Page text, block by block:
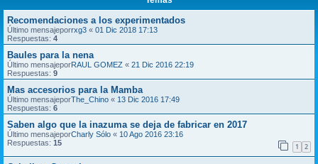
Recomendaciones a los experimentados
Último mensajeporrxg3 « 01 Dic 2018 17:13
Respuestas: 4
Baules para la nena
Último mensajeporRAUL GOMEZ « 21 Dic 2016 22:19
Respuestas: 9
Mas accesorios para la Mamba
Último mensajeporThe_Chino « 13 Dic 2016 17:49
Respuestas: 6
Saben algo que la inazuma se deja de fabricar en 2017
Último mensajeporCharly Sólo « 10 Ago 2016 23:16
Respuestas: 15 1 2